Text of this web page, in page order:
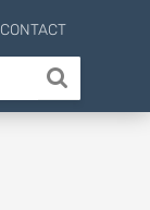
CONTACT